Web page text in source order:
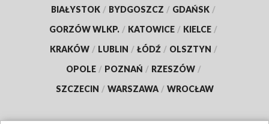
BIAŁYSTOK / BYDGOSZCZ / GDAŃSK /
GORZÓW WLKP. / KATOWICE / KIELCE /
KRAKÓW / LUBLIN / ŁÓDŹ / OLSZTYN /
OPOLE / POZNAŃ / RZESZÓW /
SZCZECIN / WARSZAWA / WROCŁAW